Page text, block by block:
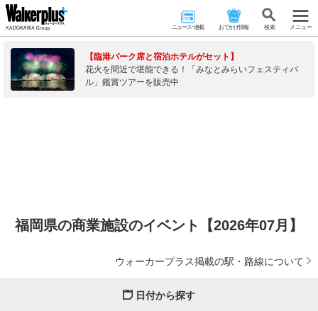
ニュース･連載 おでかけ情報 検 索 メニュー
【臨港パーク席と宿泊ホテルがセット】
花火を間近で堪能できる！「みなとみらいフェスティバ
ル」鑑賞ツアーを販売中
福岡県の商業施設のイベント【2026年07月】
ウォーカープラス掲載の駅・路線について
日付から探す